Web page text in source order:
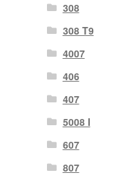
308
308 T9
4007
406
407
5008 I
607
807